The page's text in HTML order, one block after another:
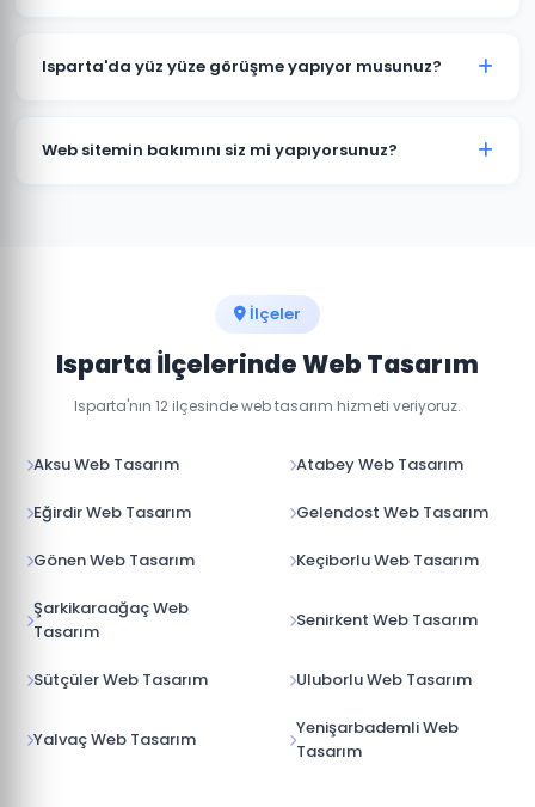
bizimle iletişime geçin.
ticaret projeleri 15-30 iş günü içinde teslim
Isparta'da yüz yüze görüşme yapıyor musunuz?
online görüşme imkanı sunuyoruz. Projenizin
Web sitemin bakımını siz mi yapıyorsunuz?
İlçeler
Isparta İlçelerinde Web Tasarım
Isparta'nın 12 ilçesinde web tasarım hizmeti veriyoruz.
Aksu Web Tasarım Atabey Web Tasarım
Eğirdir Web Tasarım Gelendost Web Tasarım
Gönen Web Tasarım Keçiborlu Web Tasarım
Şarkikaraağaç Web
Tasarım
Senirkent Web Tasarım
Sütçüler Web Tasarım Uluborlu Web Tasarım
Yalvaç Web Tasarım
Yenişarbademli Web
Tasarım